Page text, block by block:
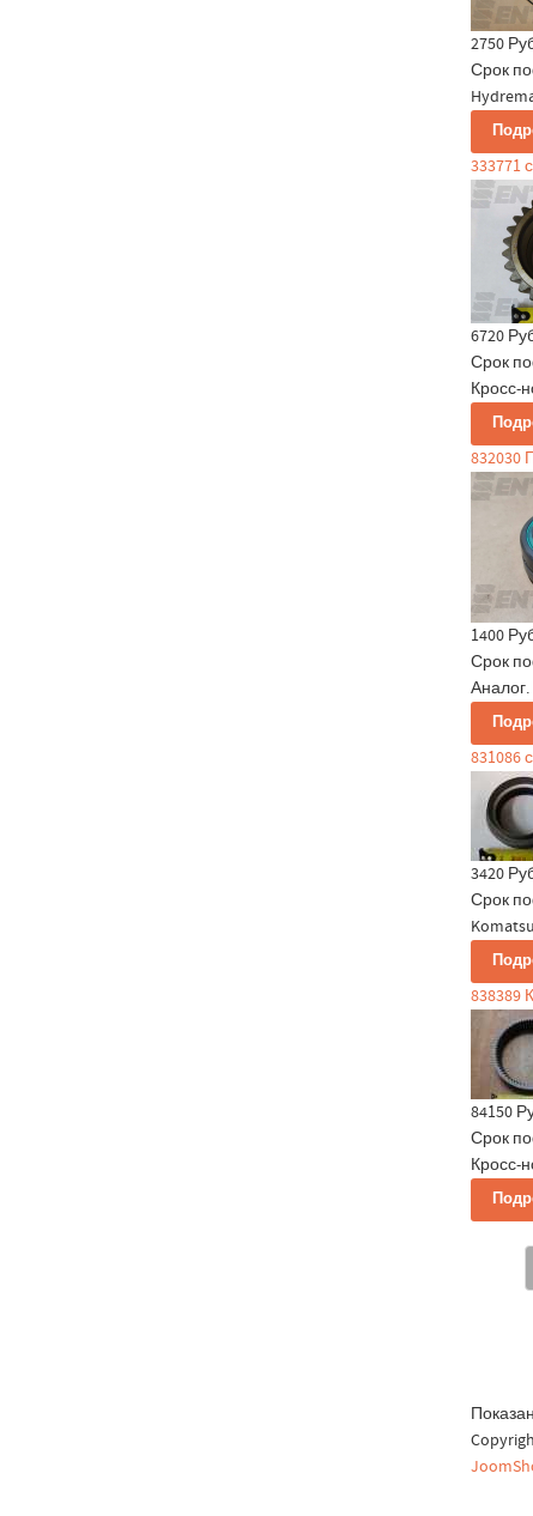
2750
Срок
333771
6720
Срок
Кросс-
832030
1400
Срок
Аналог.
831086
3420
Срок
838389
84150
Срок
Кросс-